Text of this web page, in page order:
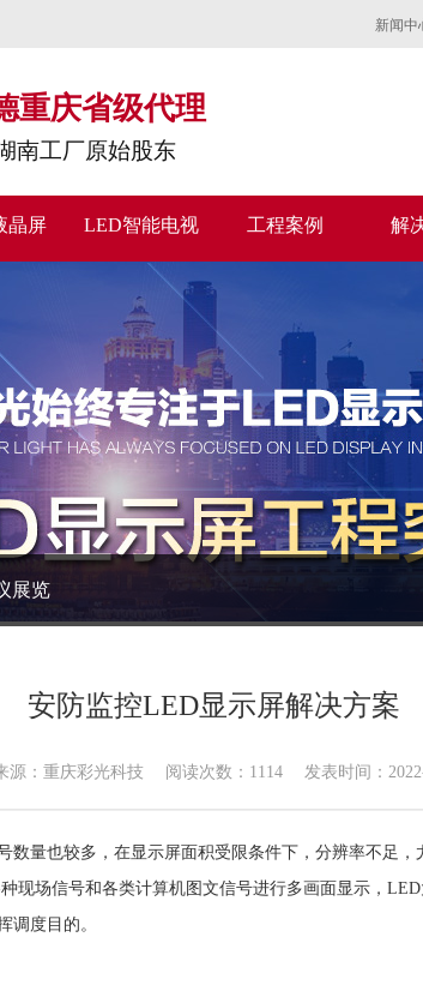
新闻中
重庆省级代理
南工厂原始股东
晶屏 LED智能电视 工程案例 解
展览
安防监控LED显示屏解决方案
源：重庆彩光科技 阅读次数： 1114 发表时间：
量也较多，在显示屏面积受限条件下，分辨率不足
现场信号和各类计算机图文信号进行多画面显示，
调度目的。